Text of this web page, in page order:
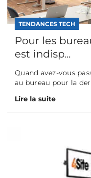
TENDANCES TECH
Pour les
est indisp...
Quand avez-vous
au bureau pour la
Lire la suite